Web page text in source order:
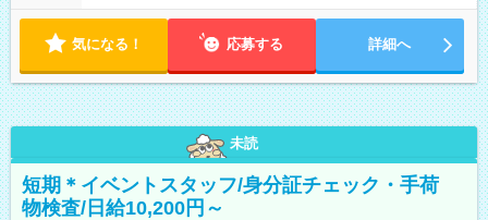
気になる！ 応募する 詳細へ
未読
短期＊イベントスタッフ/身分証チェック・手荷
物検査/日給10,200円～